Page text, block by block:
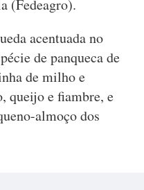
(Fedeagro).
acentuada no
de panqueca de
de milho e
queijo e fiambre, e
almoço dos